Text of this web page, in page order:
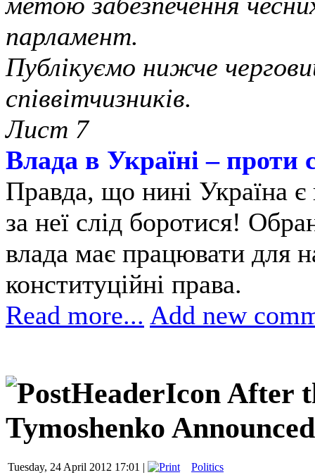
парламент.
Публікуємо нижче
співвітчизників.
Лист 7
Влада в Україні – проти
Правда, що нині Україна є
за неї слід боротися!
влада має працювати для
конституційні права.
Read more... Add new
After
Tymoshenko
Tuesday, 24 April 2012 17:01 | Politics